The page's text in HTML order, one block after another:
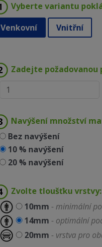
Vyberte variantu
Venkovní
Vnitřní
Zadejte požadovanou
Navýšení množství
Bez navýšení
10 % navýšení
20 % navýšení
Zvolte tloušťku vrstvy:
10mm - minimální
14mm - optimální
20mm - vrstva pro